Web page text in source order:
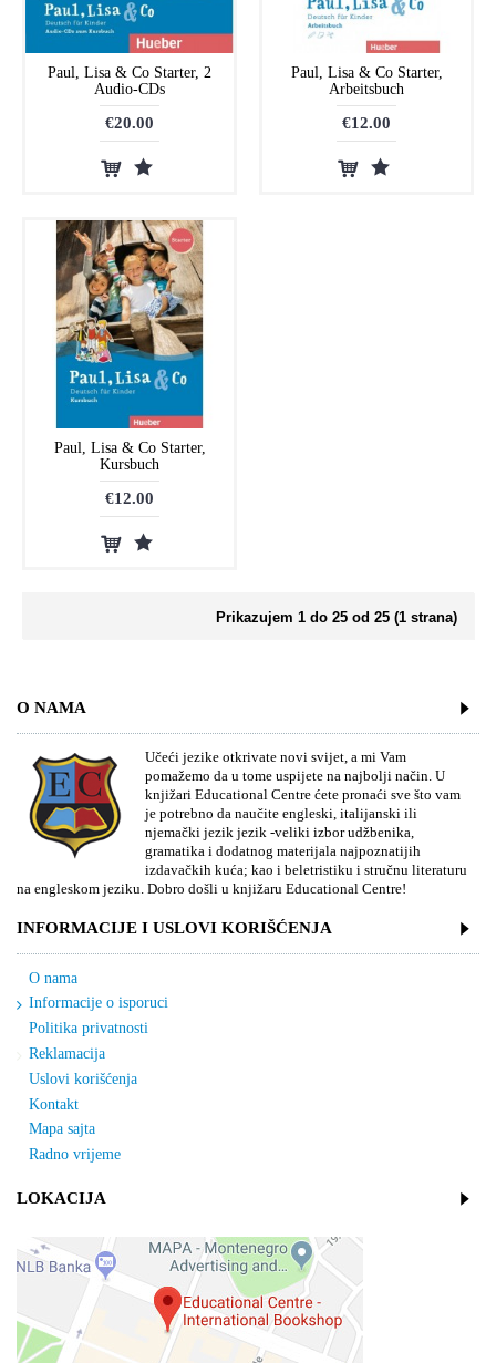
Paul, Lisa & Co Starter, 2
Audio-CDs
€20.00
Paul, Lisa & Co Starter,
Arbeitsbuch
€12.00
Paul, Lisa & Co Starter,
Kursbuch
€12.00
Prikazujem 1 do 25 od 25 (1 strana)
O NAMA
Učeći jezike otkrivate novi svijet, a mi Vam
pomažemo da u tome uspijete na najbolji način. U
knjižari Educational Centre ćete pronaći sve što vam
je potrebno da naučite engleski, italijanski ili
njemački jezik jezik -veliki izbor udžbenika,
gramatika i dodatnog materijala najpoznatijih
izdavačkih kuća; kao i beletristiku i stručnu literaturu
na engleskom jeziku. Dobro došli u knjižaru Educational Centre!
INFORMACIJE I USLOVI KORIŠĆENJA
O nama
Informacije o isporuci
Politika privatnosti
Reklamacija
Uslovi korišćenja
Kontakt
Mapa sajta
Radno vrijeme
LOKACIJA